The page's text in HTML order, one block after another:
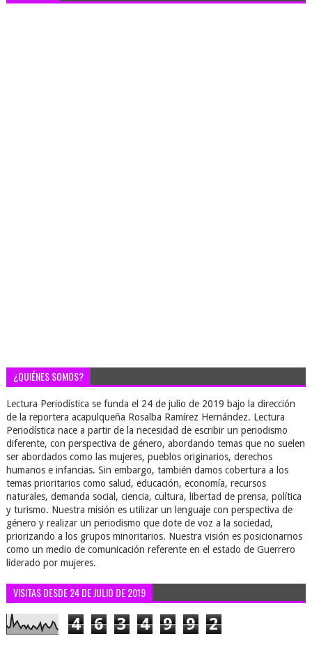
¿QUIÉNES SOMOS?
Lectura Periodística se funda el 24 de julio de 2019 bajo la dirección
de la reportera acapulqueña Rosalba Ramírez Hernández. Lectura
Periodística nace a partir de la necesidad de escribir un periodismo
diferente, con perspectiva de género, abordando temas que no suelen
ser abordados como las mujeres, pueblos originarios, derechos
humanos e infancias. Sin embargo, también damos cobertura a los
temas prioritarios como salud, educación, economía, recursos
naturales, demanda social, ciencia, cultura, libertad de prensa, política
y turismo. Nuestra misión es utilizar un lenguaje con perspectiva de
género y realizar un periodismo que dote de voz a la sociedad,
priorizando a los grupos minoritarios. Nuestra visión es posicionarnos
como un medio de comunicación referente en el estado de Guerrero
liderado por mujeres.
VISITAS DESDE 24 DE JULIO DE 2019
4 6 3 4 9 9 2